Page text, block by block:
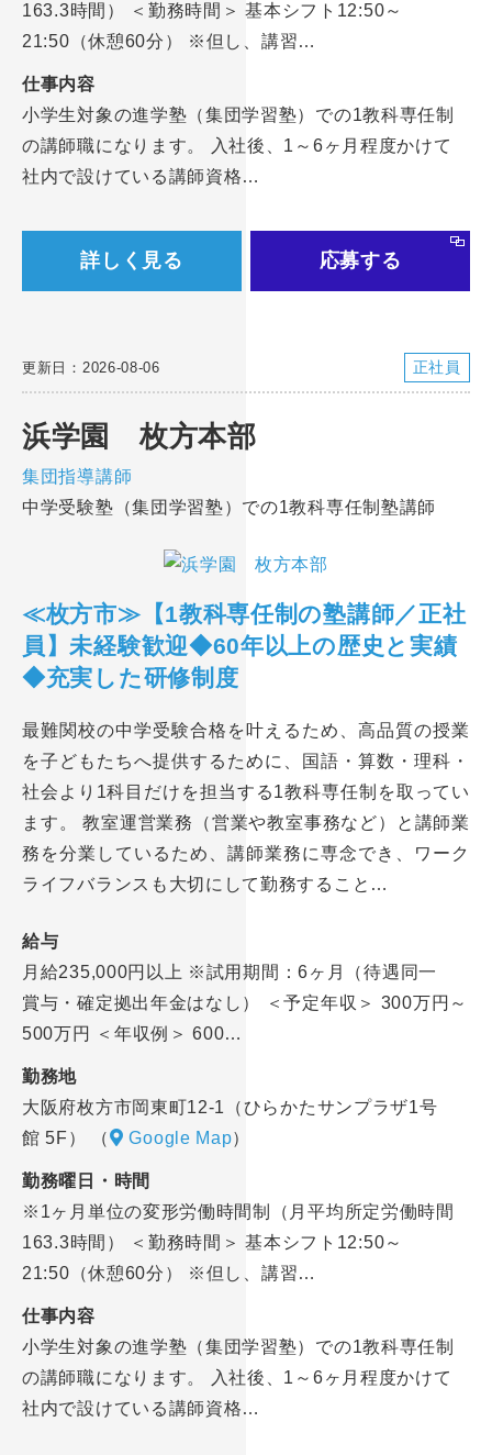
163.3時間） ＜勤務時間＞ 基本シフト12:50～
21:50（休憩60分） ※但し、講習…
仕事内容
小学生対象の進学塾（集団学習塾）での1教科専任制
の講師職になります。 入社後、1～6ヶ月程度かけて
社内で設けている講師資格…
詳しく見る 応募する
更新日：2026-08-06 正社員
浜学園 枚方本部
集団指導講師
中学受験塾（集団学習塾）での1教科専任制塾講師
≪枚方市≫【1教科専任制の塾講師／正社
員】未経験歓迎◆60年以上の歴史と実績
◆充実した研修制度
最難関校の中学受験合格を叶えるため、高品質の授業
を子どもたちへ提供するために、国語・算数・理科・
社会より1科目だけを担当する1教科専任制を取ってい
ます。 教室運営業務（営業や教室事務など）と講師業
務を分業しているため、講師業務に専念でき、ワーク
ライフバランスも大切にして勤務すること…
給与
月給235,000円以上 ※試用期間：6ヶ月（待遇同一
賞与・確定拠出年金はなし） ＜予定年収＞ 300万円～
500万円 ＜年収例＞ 600…
勤務地
大阪府枚方市岡東町12-1（ひらかたサンプラザ1号
館 5F）
（ Google Map）
勤務曜日・時間
※1ヶ月単位の変形労働時間制（月平均所定労働時間
163.3時間） ＜勤務時間＞ 基本シフト12:50～
21:50（休憩60分） ※但し、講習…
仕事内容
小学生対象の進学塾（集団学習塾）での1教科専任制
の講師職になります。 入社後、1～6ヶ月程度かけて
社内で設けている講師資格…